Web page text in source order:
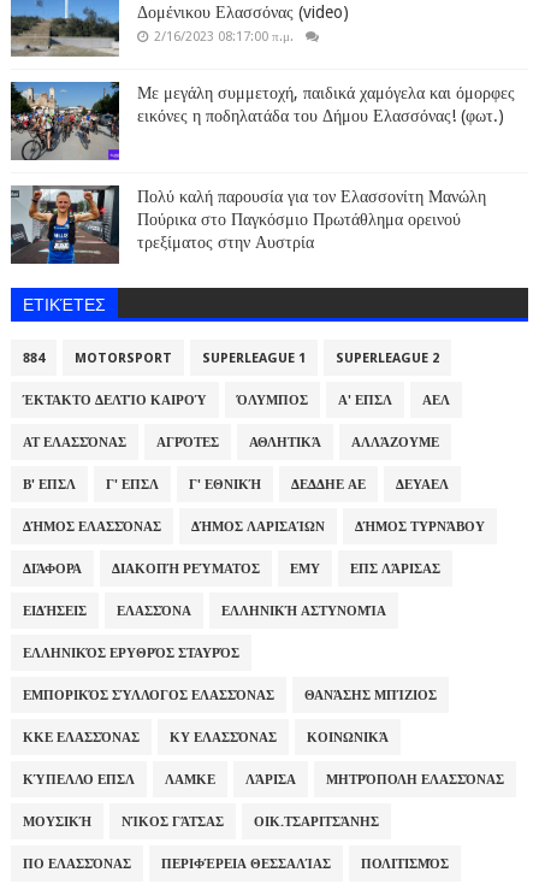
Δομένικου Ελασσόνας (video)
2/16/2023 08:17:00 π.μ.
Με μεγάλη συμμετοχή, παιδικά χαμόγελα και όμορφες
εικόνες η ποδηλατάδα του Δήμου Ελασσόνας! (φωτ.)
Πολύ καλή παρουσία για τον Ελασσονίτη Μανώλη
Πούρικα στο Παγκόσμιο Πρωτάθλημα ορεινού
τρεξίματος στην Αυστρία
ΕΤΙΚΈΤΕΣ
884 MOTORSPORT SUPERLEAGUE 1 SUPERLEAGUE 2
ΈΚΤΑΚΤΟ ΔΕΛΤΊΟ ΚΑΙΡΟΎ ΌΛΥΜΠΟΣ Α' ΕΠΣΛ ΑΕΛ
ΑΤ ΕΛΑΣΣΌΝΑΣ ΑΓΡΌΤΕΣ ΑΘΛΗΤΙΚΆ ΑΛΛΆΖΟΥΜΕ
Β' ΕΠΣΛ Γ' ΕΠΣΛ Γ' ΕΘΝΙΚΉ ΔΕΔΔΗΕ ΑΕ ΔΕΥΑΕΛ
ΔΉΜΟΣ ΕΛΑΣΣΌΝΑΣ ΔΉΜΟΣ ΛΑΡΙΣΑΊΩΝ ΔΉΜΟΣ ΤΥΡΝΆΒΟΥ
ΔΙΆΦΟΡΑ ΔΙΑΚΟΠΉ ΡΕΎΜΑΤΟΣ ΕΜΥ ΕΠΣ ΛΆΡΙΣΑΣ
ΕΙΔΉΣΕΙΣ ΕΛΑΣΣΌΝΑ ΕΛΛΗΝΙΚΉ ΑΣΤΥΝΟΜΊΑ
ΕΛΛΗΝΙΚΌΣ ΕΡΥΘΡΌΣ ΣΤΑΥΡΌΣ
ΕΜΠΟΡΙΚΌΣ ΣΎΛΛΟΓΟΣ ΕΛΑΣΣΌΝΑΣ ΘΑΝΆΣΗΣ ΜΠΊΖΙΟΣ
ΚΚΕ ΕΛΑΣΣΌΝΑΣ ΚΥ ΕΛΑΣΣΌΝΑΣ ΚΟΙΝΩΝΙΚΆ
ΚΎΠΕΛΛΟ ΕΠΣΛ ΛΑΜΚΕ ΛΆΡΙΣΑ ΜΗΤΡΌΠΟΛΗ ΕΛΑΣΣΌΝΑΣ
ΜΟΥΣΙΚΉ ΝΊΚΟΣ ΓΆΤΣΑΣ ΟΙΚ.ΤΣΑΡΙΤΣΆΝΗΣ
ΠΟ ΕΛΑΣΣΌΝΑΣ ΠΕΡΙΦΈΡΕΙΑ ΘΕΣΣΑΛΊΑΣ ΠΟΛΙΤΙΣΜΌΣ